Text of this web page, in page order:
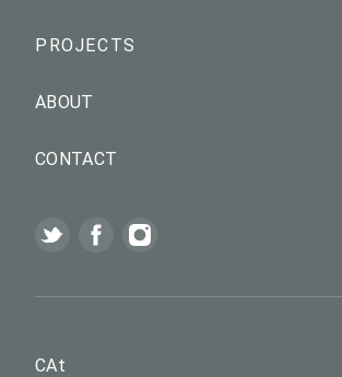
PROJECTS
ABOUT
CONTACT
CAt